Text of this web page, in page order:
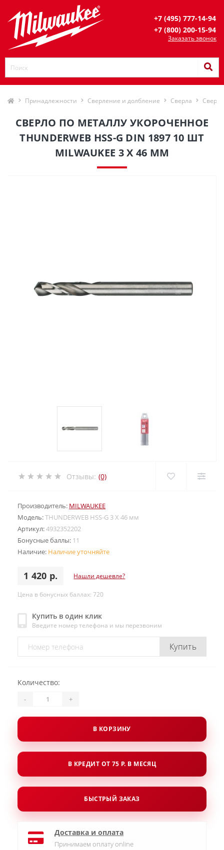
+7 (495) 777-14-94
+7 (800) 200-15-94
Заказать звонок
Принадлежности Сверление и долбление Сверла
СВЕРЛО ПО МЕТАЛЛУ УКОРОЧЕННОЕ
THUNDERWEB HSS-G DIN 1897 10 ШТ
MILWAUKEE 3 X 46 ММ
Отзывы: (0)
Производитель: MILWAUKEE
Модель:THUNDERWEB HSS-G 3 X 46 мм
Артикул:4932352202
Бонусные баллы: 11
Наличие: Наличие уточняйте
1 420 р. Нашли дешевле?
Цена в бонусных баллах: 720
Купить в один клик
Введите номер телефона и мы перезвоним
Купить
Количество:
- +
В КОРЗИНУ
В КРЕДИТ ОТ 75 Р. В МЕСЯЦ
БЫСТРЫЙ ЗАКАЗ
Доставка и оплата
Принимаем оплату online